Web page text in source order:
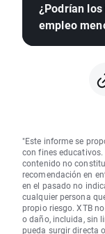
¿Podrían
empleo
"Este informe se
con fines
contenido no
recomendación en
en el pasado no
cualquier persona
propio riesgo. XTB
o daño, incluida, sin
pueda surgir directa